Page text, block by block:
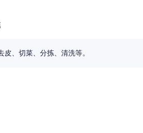
、切菜、分拣、清洗等。